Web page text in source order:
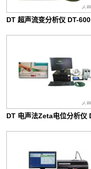
DT 超声流变分析仪 DT-600